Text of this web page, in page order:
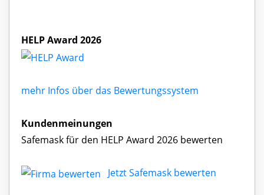
HELP Award 2026
mehr Infos über das Bewertungssystem
Kundenmeinungen
Safemask für den HELP Award 2026 bewerten
Jetzt Safemask bewerten